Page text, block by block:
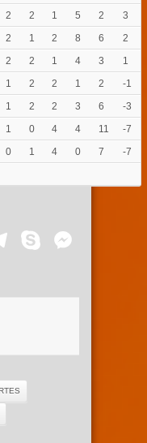
2 2 1 5 2
3
2 1 2 8 6
2
2 2 1 4 3
1
1 2 2 1 2
-1
1 2 2 3 6
-3
1 0 4 4 11
-7
0 1 4 0 7
-7
Telegram
Skype